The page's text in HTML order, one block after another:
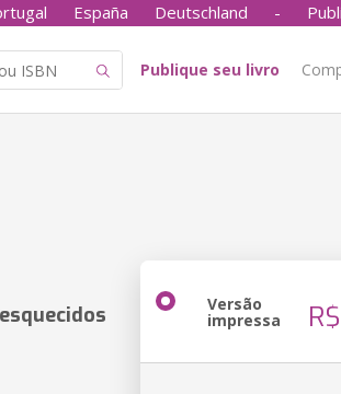
España Deutschland -
Publique seu livro
Versão
impressa